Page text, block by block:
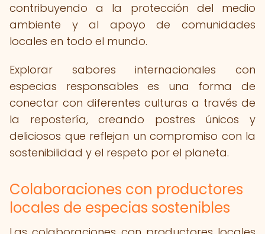
contribuyendo a la protección del medio
ambiente y al apoyo de comunidades
locales en todo el mundo.
Explorar sabores internacionales con
especias responsables es una forma de
conectar con diferentes culturas a través de
la repostería, creando postres únicos y
deliciosos que reflejan un compromiso con la
sostenibilidad y el respeto por el planeta.
Colaboraciones con productores
locales de especias sostenibles